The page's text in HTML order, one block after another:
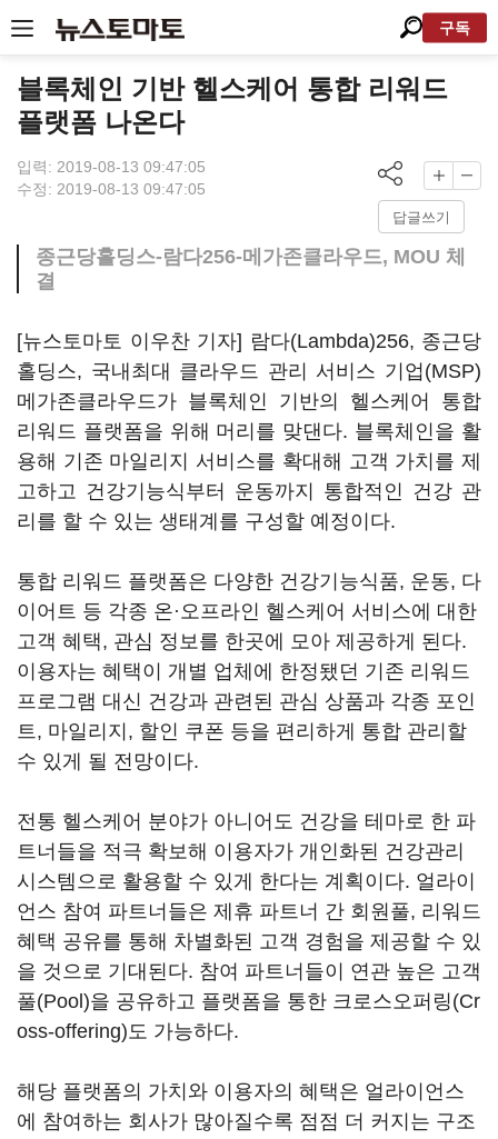
구독
블록체인 기반 헬스케어 통합 리워드
플랫폼 나온다
입력: 2019-08-13 09:47:05
수정: 2019-08-13 09:47:05
답글쓰기
종근당홀딩스-람다256-메가존클라우드, MOU 체
결
[뉴스토마토 이우찬 기자] 람다(Lambda)256, 종근당
홀딩스, 국내최대 클라우드 관리 서비스 기업(MSP)
메가존클라우드가 블록체인 기반의 헬스케어 통합
리워드 플랫폼을 위해 머리를 맞댄다. 블록체인을 활
용해 기존 마일리지 서비스를 확대해 고객 가치를 제
고하고 건강기능식부터 운동까지 통합적인 건강 관
리를 할 수 있는 생태계를 구성할 예정이다.
통합 리워드 플랫폼은 다양한 건강기능식품, 운동, 다
이어트 등 각종 온·오프라인 헬스케어 서비스에 대한
고객 혜택, 관심 정보를 한곳에 모아 제공하게 된다.
이용자는 혜택이 개별 업체에 한정됐던 기존 리워드
프로그램 대신 건강과 관련된 관심 상품과 각종 포인
트, 마일리지, 할인 쿠폰 등을 편리하게 통합 관리할
수 있게 될 전망이다.
전통 헬스케어 분야가 아니어도 건강을 테마로 한 파
트너들을 적극 확보해 이용자가 개인화된 건강관리
시스템으로 활용할 수 있게 한다는 계획이다. 얼라이
언스 참여 파트너들은 제휴 파트너 간 회원풀, 리워드
혜택 공유를 통해 차별화된 고객 경험을 제공할 수 있
을 것으로 기대된다. 참여 파트너들이 연관 높은 고객
풀(Pool)을 공유하고 플랫폼을 통한 크로스오퍼링(Cr
oss-offering)도 가능하다.
해당 플랫폼의 가치와 이용자의 혜택은 얼라이언스
에 참여하는 회사가 많아질수록 점점 더 커지는 구조